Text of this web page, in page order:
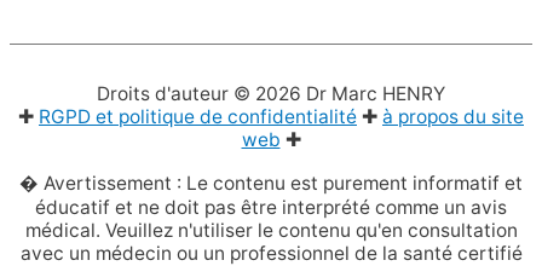
Droits d'auteur © 2026 Dr Marc HENRY
✚ RGPD et politique de confidentialité ✚ à propos du site
web ✚
� Avertissement : Le contenu est purement informatif et
éducatif et ne doit pas être interprété comme un avis
médical. Veuillez n'utiliser le contenu qu'en consultation
avec un médecin ou un professionnel de la santé certifié